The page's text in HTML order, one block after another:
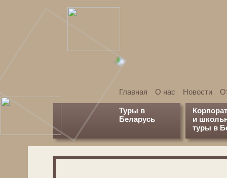
Главная О нас Новости
Туры в
Беларусь
и
туры в